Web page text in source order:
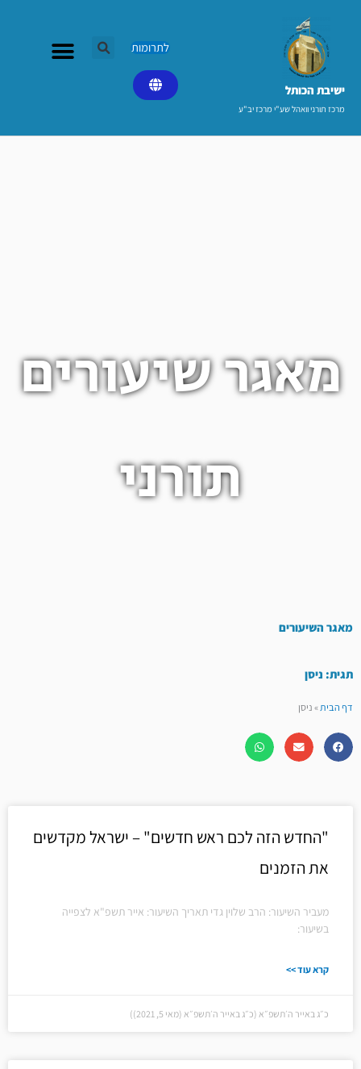
ישיבת הכותל​
מרכז תורני וואהל שע"י מרכז יב"ע
לתרומות
מאגר שיעורים
תורני
מאגר השיעורים
תגית: ניסן
דף הבית»ניסן
"החדש הזה לכם ראש חדשים" – ישראל מקדשים
את הזמנים
מעביר השיעור: הרב שלוין גדי תאריך השיעור: אייר תשפ"א לצפייה
בשיעור:
קרא עוד >>
כ״ג באייר ה׳תשפ״א (כ״ג באייר ה׳תשפ״א (מאי 5, 2021))